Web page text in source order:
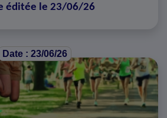
éditée le 23/06/26
Date : 23/06/26